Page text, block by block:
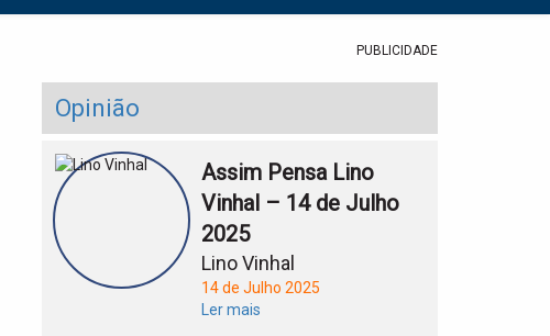
PUBLICIDADE
Opinião
Assim Pensa Lino
Vinhal – 14 de Julho
2025
Lino Vinhal
14 de Julho 2025
Ler mais